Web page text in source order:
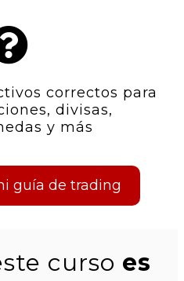
correctos para
divisas,
y más
guía de trading
curso es